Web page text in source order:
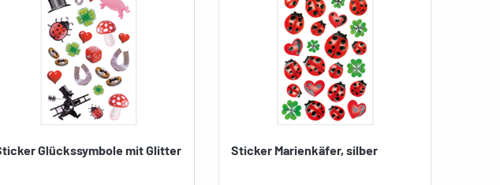
Glückssymbole mit Glitter Sticker Marienkäfer, silber